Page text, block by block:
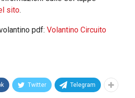
sito.
pdf: Volantino Circuito
Twitter Telegram